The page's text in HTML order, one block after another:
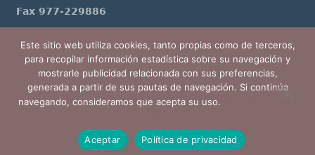
Fax 977-229886
jfarre@procuradoriafarre.com
reservados
Este sitio web utiliza cookies, tanto propias como de terceros,
para recopilar información estadística sobre su navegación y
mostrarle publicidad relacionada con sus preferencias,
generada a partir de sus pautas de navegación. Si continúa
navegando, consideramos que acepta su uso.
Aceptar
Política de privacidad